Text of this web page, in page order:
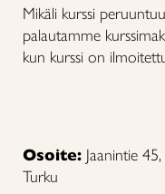
Mikäli kurssi
palautamme
kun kurssi on
Osoite: Jaanintie
Turku